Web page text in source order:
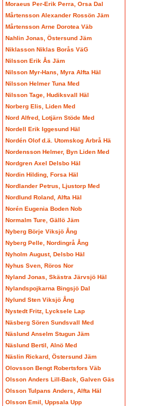
Moraeus Per-Erik Perra, Orsa Dal
Mårtensson Alexander Rossön Jäm
Mårtensson Arne Dorotea Väb
Nahlin Jonas, Östersund Jäm
Niklasson Niklas Borås VäG
Nilsson Erik Ås Jäm
Nilsson Myr-Hans, Myra Alfta Häl
Nilsson Helmer Tuna Med
Nilsson Tage, Hudiksvall Häl
Norberg Elis, Liden Med
Nord Alfred, Lotjärn Stöde Med
Nordell Erik Iggesund Häl
Nordén Olof d.ä. Utomskog Arbrå Hä
Nordensson Helmer, Byn Liden Med
Nordgren Axel Delsbo Häl
Nordin Hilding, Forsa Häl
Nordlander Petrus, Ljustorp Med
Nordlund Roland, Alfta Häl
Norén Eugenia Boden Nob
Normalm Ture, Gällö Jäm
Nyberg Börje Viksjö Ång
Nyberg Pelle, Nordingrå Ång
Nyholm August, Delsbo Häl
Nyhus Sven, Röros Nor
Nyland Jonas, Skästra Järvsjö Häl
Nylandspojkarna Bingsjö Dal
Nylund Sten Viksjö Ång
Nystedt Fritz, Lycksele Lap
Näsberg Sören Sundsvall Med
Näslund Anselm Stugun Jäm
Näslund Bertil, Alnö Med
Näslin Rickard, Östersund Jäm
Olovsson Bengt Robertsfors Väb
Olsson Anders Lill-Back, Galven Gäs
Olsson Tulpans Anders, Alfta Häl
Olsson Emil, Uppsala Upp